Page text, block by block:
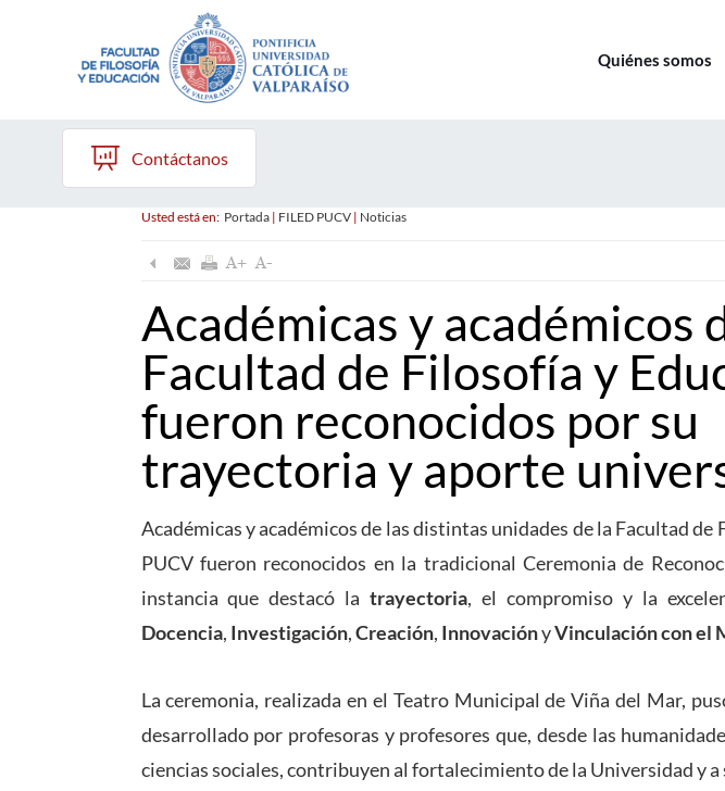
Quiénes somos
Contáctanos
Usted está en: Portada| FILED PUCV| Noticias
Académicas y académicos
Facultad de Filosofía y
fueron reconocidos por su
trayectoria y aporte
Académicas y académicos de las distintas unidades de la Facultad de
PUCV fueron reconocidos en la tradicional Ceremonia de
instancia que destacó latrayectoria, el compromiso y la
Docencia, Investigación,Creación, InnovaciónyVinculación con el
La ceremonia, realizada en el Teatro Municipal de Viña del Mar,
desarrollado por profesoras y profesores que, desde las
ciencias sociales, contribuyen al fortalecimiento de la Universidad y a